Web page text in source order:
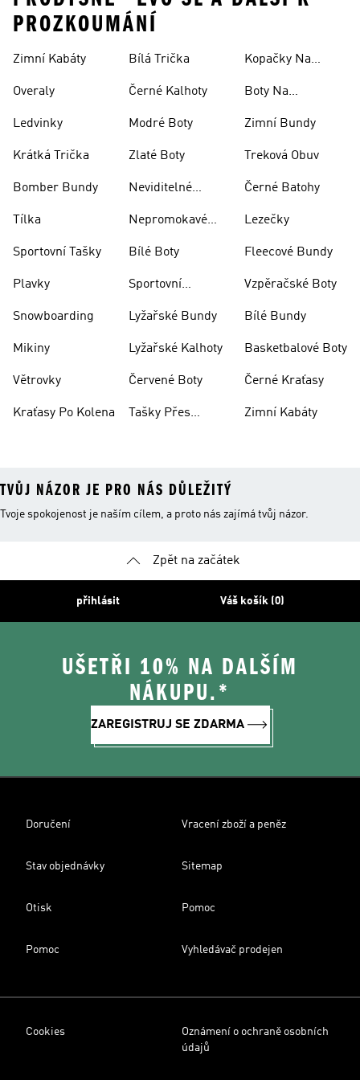
PROZKOUMÁNÍ
Zimní Kabáty
Overaly
Ledvinky
Krátká Trička
Bomber Bundy
Tílka
Sportovní Tašky
Plavky
Snowboarding
Mikiny
Větrovky
Kraťasy Po Kolena
Bílá Trička
Černé Kalhoty
Modré Boty
Zlaté Boty
Neviditelné
Nepromokavé
Bílé Boty
Sportovní
Lyžařské Bundy
Lyžařské Kalhoty
Červené Boty
Tašky Přes
Kopačky Na
Boty Na
Zimní Bundy
Treková Obuv
Černé Batohy
Lezečky
Fleecové Bundy
Vzpěračské Boty
Bílé Bundy
Basketbalové Boty
Černé Kraťasy
Zimní Kabáty
TVŮJ NÁZOR JE PRO NÁS DŮLEŽITÝ
Tvoje spokojenost je naším cílem, a proto nás zajímá tvůj názor.
Zpět na začátek
přihlásit Váš košík (0)
UŠETŘI 10% NA DALŠÍM
NÁKUPU.*
ZAREGISTRUJ SE ZDARMA
Doručení Vracení zboží a peněz
Stav objednávky Sitemap
Otisk Pomoc
Pomoc Vyhledávač prodejen
Cookies
Oznámení o ochraně osobních
údajů